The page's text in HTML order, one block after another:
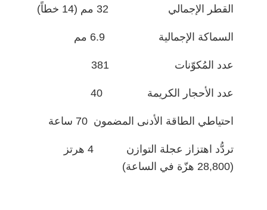
القطر الإجمالي 32 مم (14 خطاً)
السماكة الإجمالية 6.9 مم
عدد المُكوّنات 381
عدد الأحجار الكريمة 40
احتياطي الطاقة الأدنى المضمون 70 ساعة
تردُّد اهتزاز عجلة التوازن 4 هرتز
(28,800 هزّة في الساعة)